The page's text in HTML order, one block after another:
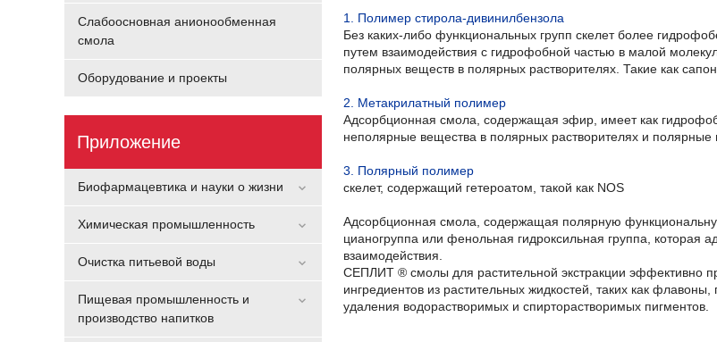
Слабоосновная анионообменная
смола
Оборудование и проекты
Приложение
Биофармацевтика и науки о жизни
Химическая промышленность
Очистка питьевой воды
Пищевая промышленность и
производство напитков
1. Полимер стирола-дивинилбензола
Без каких-либо функциональных групп скелет более
путем взаимодействия с гидрофобной частью в малой
полярных веществ в полярных растворителях. Такие как
2. Метакрилатный полимер
Адсорбционная смола, содержащая эфир, имеет как
неполярные вещества в полярных растворителях и
3. Полярный полимер
скелет, содержащий гетероатом, такой как NOS
Адсорбционная смола, содержащая полярную
цианогруппа или фенольная гидроксильная группа, которая
взаимодействия.
СЕПЛИТ ® смолы для растительной экстракции эффективно
ингредиентов из растительных жидкостей, таких как
удаления водорастворимых и спирторастворимых пигментов.